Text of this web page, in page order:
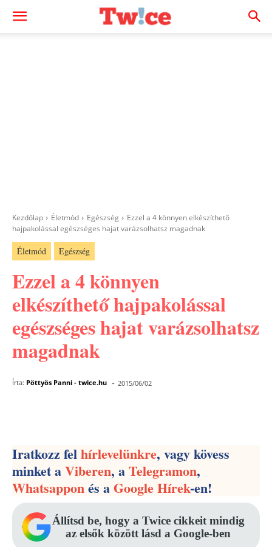
Kezdőlap Életmód Egészség
Ezzel a 4 könnyen elkészíthető
hajpakolással egészséges hajat varázsolhatsz magadnak
Életmód Egészség
Ezzel a 4 könnyen
elkészíthető hajpakolással
egészséges hajat varázsolhatsz
magadnak
Írta: Pöttyös Panni - twice.hu - 2015/06/02
Iratkozz felhírlevelünkre, vagy kövess
minket aViberen, aTelegramon,
Whatsapponés aGoogle Hírek-en!
Állítsd be, hogy a Twice cikkeit mindig
az elsők között lásd a Google-ben